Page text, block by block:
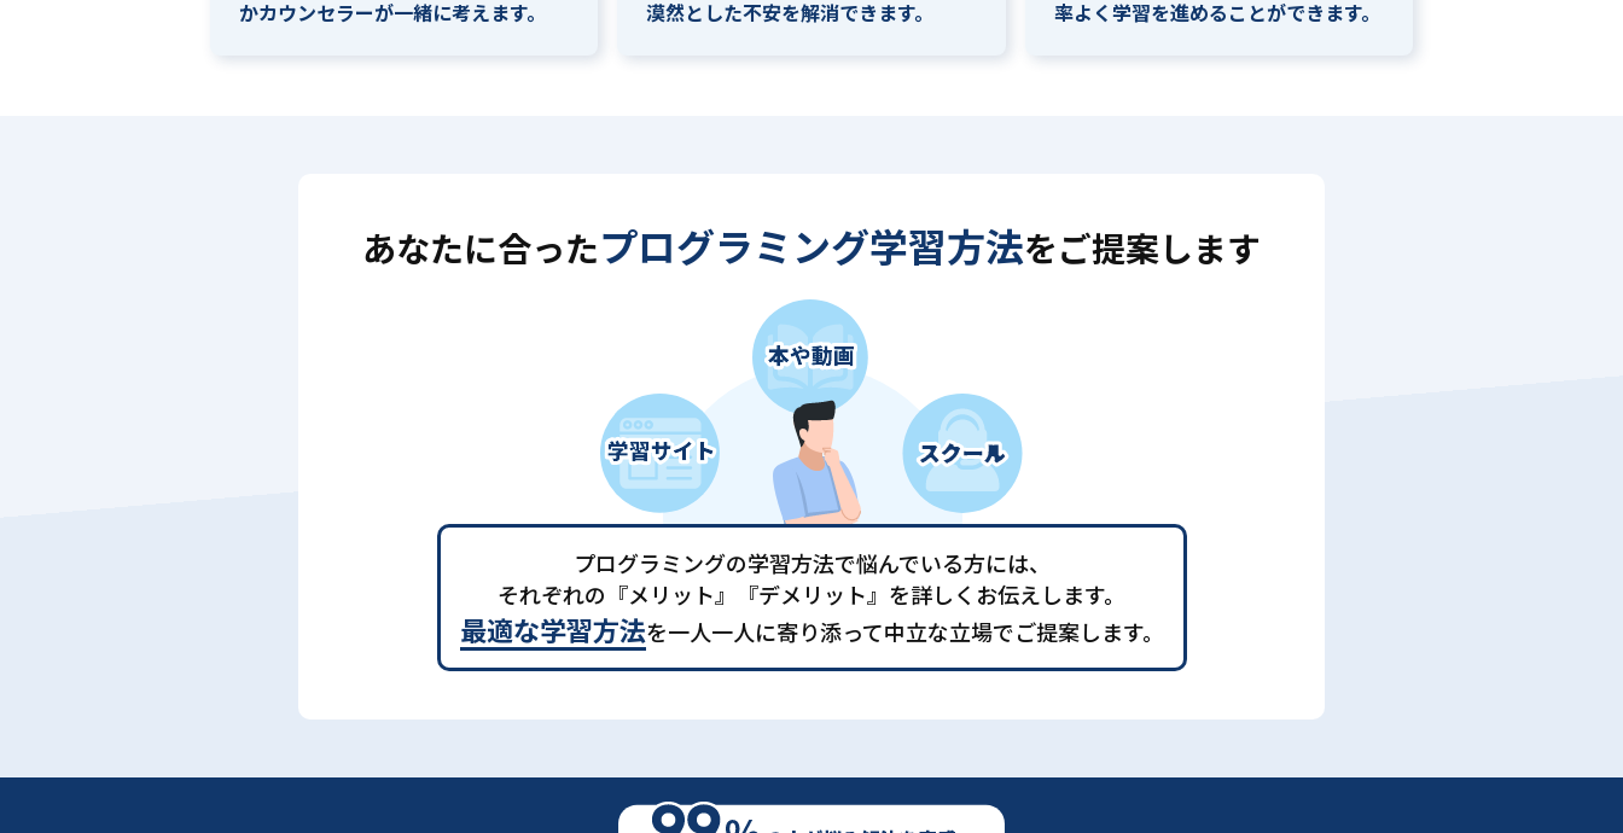
かカウンセラーが一緒に考えます。
漠然とした不安を解消できます。
率よく学習を進めることができます。
あなたに合ったプログラミング学習方法をご提案します
プログラミングの学習方法で悩んでいる方には、
それぞれの『メリット』『デメリット』を詳しくお伝えします。
最適な学習方法を一人一人に寄り添って中立な立場でご提案します。